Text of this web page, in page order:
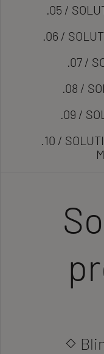
.05 /
.06 /
.07 /
.08 /
.09 /
.10 /